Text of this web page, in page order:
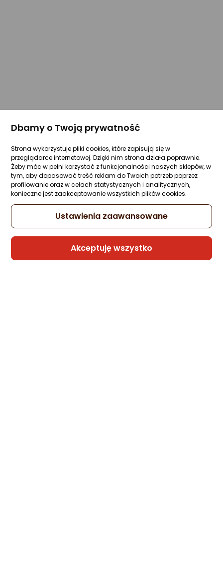
Dbamy o Twoją prywatność
Strona wykorzystuje pliki cookies, które zapisują się w
przeglądarce internetowej. Dzięki nim strona działa poprawnie.
Żeby móc w pełni korzystać z funkcjonalności naszych sklepów, w
tym, aby dopasować treść reklam do Twoich potrzeb poprzez
profilowanie oraz w celach statystycznych i analitycznych,
konieczne jest zaakceptowanie wszystkich plików cookies.
Ustawienia zaawansowane
Akceptuję wszystko